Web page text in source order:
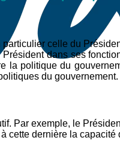
celle du
dans ses
politique du
du gouvernement.
Par exemple, le
cette dernière la capacité